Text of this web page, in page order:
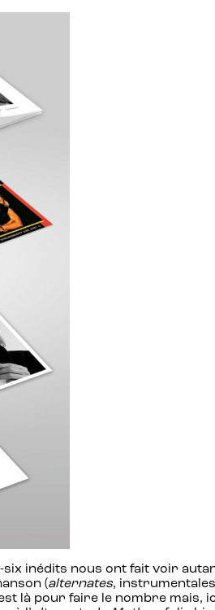
inédits nous ont fait voir
(alternates,
là pour faire le nombre mais,